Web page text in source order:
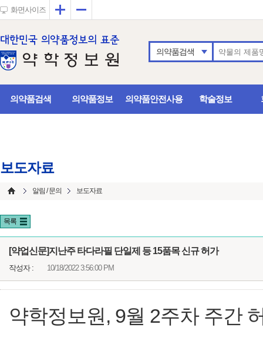
화면사이즈 확대
의약품검색
의약품검색 의약품정보 의약품안전사용 학술정보
보도자료
알림 / 문의 보도자료
목록
[약업신문]지난주 타다라필 단일제 등 15품목 신규 허가
작성자 : 10/18/2022 3:56:00 PM
약학정보원, 9월 2주차 주간